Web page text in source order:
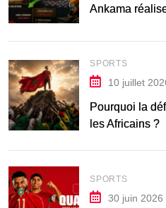
Ankama
SPORTS
10 juillet
Pourquoi la
les Africains ?
SPORTS
30 juin 2026